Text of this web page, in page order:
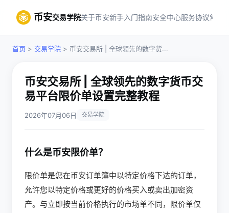
币安交易学院关于币安新手入门指南安全中心服务协议常见
首页 > 交易学院 > 币安交易所 | 全球领先的数字货...
币安交易所 | 全球领先的数字货币交
易平台限价单设置完整教程
2026年07月06日 交易学院
什么是币安限价单？
限价单是您在币安订单簿中以特定价格下达的订单，
允许您以特定价格或更好的价格买入或卖出加密资
产。与立即按当前价格执行的市场单不同，限价单仅